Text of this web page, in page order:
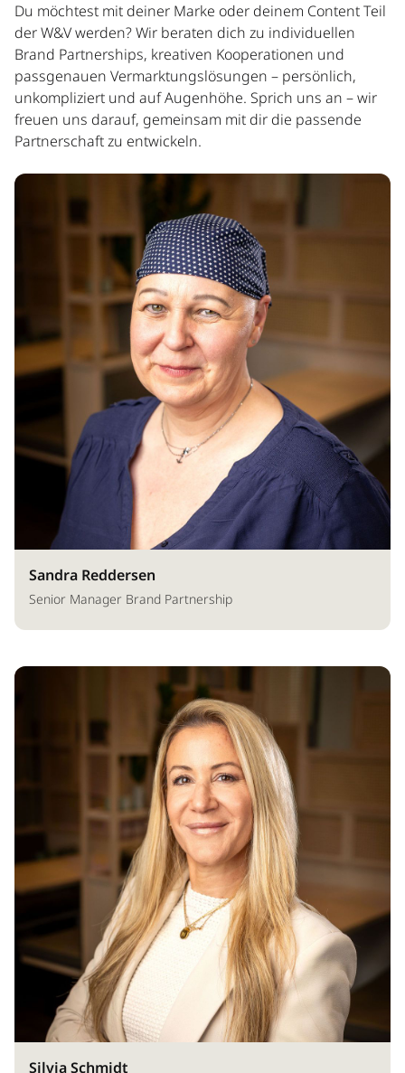
Du möchtest mit deiner Marke oder deinem Content Teil
der W&V werden? Wir beraten dich zu individuellen
Brand Partnerships, kreativen Kooperationen und
passgenauen Vermarktungslösungen – persönlich,
unkompliziert und auf Augenhöhe. Sprich uns an – wir
freuen uns darauf, gemeinsam mit dir die passende
Partnerschaft zu entwickeln.
Sandra Reddersen
Senior Manager Brand Partnership
Silvia Schmidt